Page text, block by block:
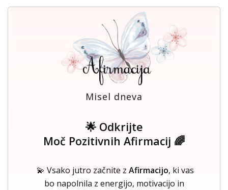
Misel dneva
🌟 Odkrijte
Moč Pozitivnih Afirmacij 🌈
💫 Vsako jutro začnite z Afirmacijo, ki vas
bo napolnila z energijo, motivacijo in